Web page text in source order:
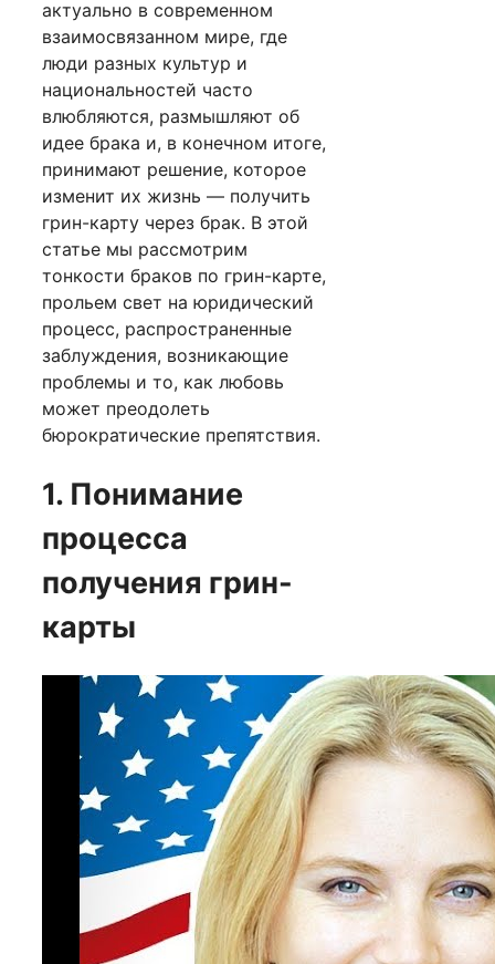
актуально в современном
взаимосвязанном мире, где
люди разных культур и
национальностей часто
влюбляются, размышляют об
идее брака и, в конечном итоге,
принимают решение, которое
изменит их жизнь — получить
грин-карту через брак. В этой
статье мы рассмотрим
тонкости браков по грин-карте,
прольем свет на юридический
процесс, распространенные
заблуждения, возникающие
проблемы и то, как любовь
может преодолеть
бюрократические препятствия.
1. Понимание
процесса
получения грин-
карты